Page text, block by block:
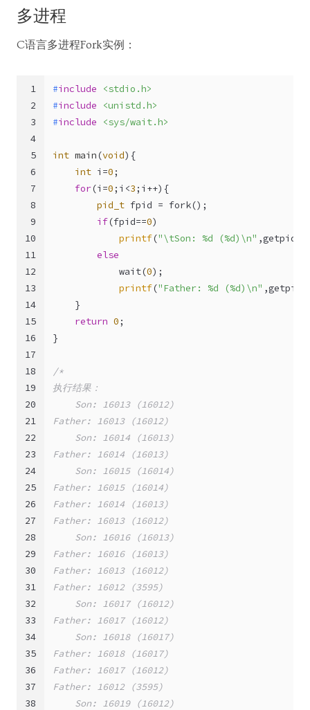
多进程
C语言多进程Fork实例：
1
2
3
4
5
6
7
8
9
10
11
12
13
14
15
16
17
18
19
20
21
22
23
24
25
26
27
28
29
30
31
32
33
34
35
36
37
38
#include
<stdio.h>
#include
<unistd.h>
#include <sys/wait.h>
int main(void) {
int i=0;
for(i=0;i<3;i++){
pid_t fpid = fork();
if(fpid==0)
printf("\tSon: %d (%d)\n"
else
            wait(
0);
printf("Father: %d (%d)\n"
    }
return 0;
}
/*
执行结果：
    Son: 16013 (16012)
Father: 16013 (16012)
    Son: 16014 (16013)
Father: 16014 (16013)
    Son: 16015 (16014)
Father: 16015 (16014)
Father: 16014 (16013)
Father: 16013 (16012)
    Son: 16016 (16013)
Father: 16016 (16013)
Father: 16013 (16012)
Father: 16012 (3595)
    Son: 16017 (16012)
Father: 16017 (16012)
    Son: 16018 (16017)
Father: 16018 (16017)
Father: 16017 (16012)
Father: 16012 (3595)
    Son: 16019 (16012)